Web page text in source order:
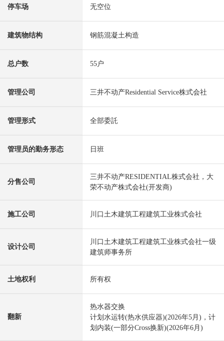
停车场 无空位
建筑物结构 钢筋混凝土构造
总户数 55户
管理公司 三井不动产Residential Service株式会社
管理形式 全部委託
管理员的勤务形态 日班
分售公司
三井不动产RESIDENTIAL株式会社，大
荣不动产株式会社(开发商)
施工公司 川口土木建筑工程建筑工业株式会社
设计公司
川口土木建筑工程建筑工业株式会社一级
建筑师事务所
土地权利 所有权
翻新
热水器交换
计划水运转(热水供应器)(2026年5月)，计
划内装(一部分Cross换新)(2026年6月)